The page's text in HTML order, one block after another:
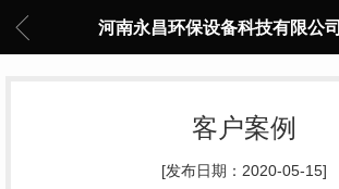
河南永昌环保设备科技有限公司
客户案例
[发布日期：2020-05-15]